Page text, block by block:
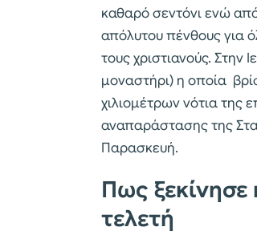
καθαρό σεντόνι ενώ από
απόλυτου πένθους για
τους χριστιανούς.
μοναστήρι) η οποία
χιλιομέτρων νότια της
αναπαράστασης της
Παρασκευή.
Πως
τελετή